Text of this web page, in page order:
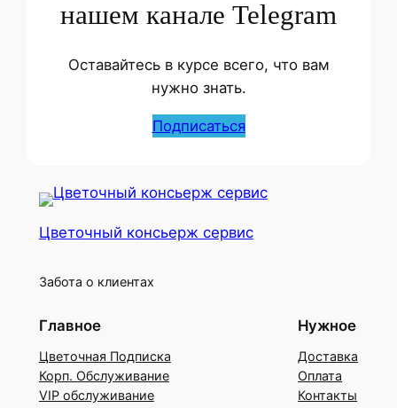
нашем канале Telegram
Оставайтесь в курсе всего, что вам
нужно знать.
Подписаться
Цветочный консьерж сервис
Забота о клиентах
Главное
Цветочная Подписка
Корп. Обслуживание
VIP обслуживание
Нужное
Доставка
Оплата
Контакты